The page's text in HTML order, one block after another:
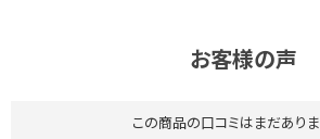
お客様の声
この商品の口コミはまだありま